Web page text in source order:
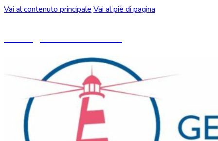
Vai al contenuto principale Vai al piè di pagina